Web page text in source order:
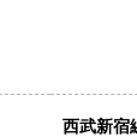
西武新宿